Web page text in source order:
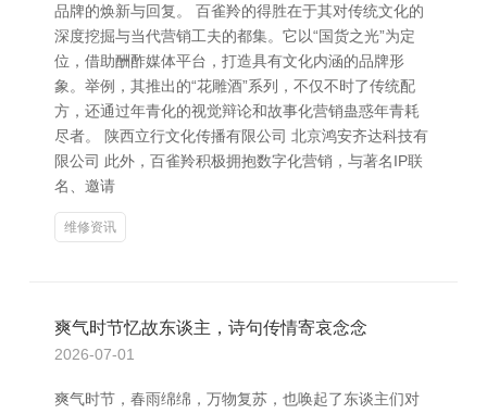
品牌的焕新与回复。 百雀羚的得胜在于其对传统文化的
深度挖掘与当代营销工夫的都集。它以“国货之光”为定
位，借助酬酢媒体平台，打造具有文化内涵的品牌形
象。举例，其推出的“花雕酒”系列，不仅不时了传统配
方，还通过年青化的视觉辩论和故事化营销蛊惑年青耗
尽者。 陕西立行文化传播有限公司 北京鸿安齐达科技有
限公司 此外，百雀羚积极拥抱数字化营销，与著名IP联
名、邀请
维修资讯
爽气时节忆故东谈主，诗句传情寄哀念念
2026-07-01
爽气时节，春雨绵绵，万物复苏，也唤起了东谈主们对